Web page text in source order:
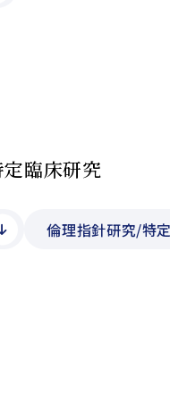
臨床研究
倫理指針研究/特